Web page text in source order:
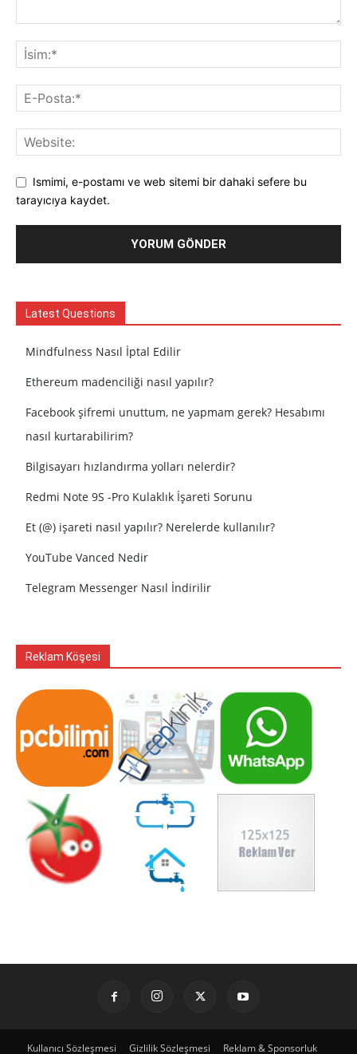
Ismimi, e-postamı ve web sitemi bir dahaki sefere bu
tarayıcıya kaydet.
Latest Questions
Mindfulness Nasıl İptal Edilir
Ethereum madenciliği nasıl yapılır?
Facebook şifremi unuttum, ne yapmam gerek? Hesabımı
nasıl kurtarabilirim?
Bilgisayarı hızlandırma yolları nelerdir?
Redmi Note 9S -Pro Kulaklık İşareti Sorunu
Et (@) işareti nasıl yapılır? Nerelerde kullanılır?
YouTube Vanced Nedir
Telegram Messenger Nasıl İndirilir
Reklam Köşesi
Kullanıcı Sözleşmesi Gizlilik Sözleşmesi Reklam & Sponsorluk